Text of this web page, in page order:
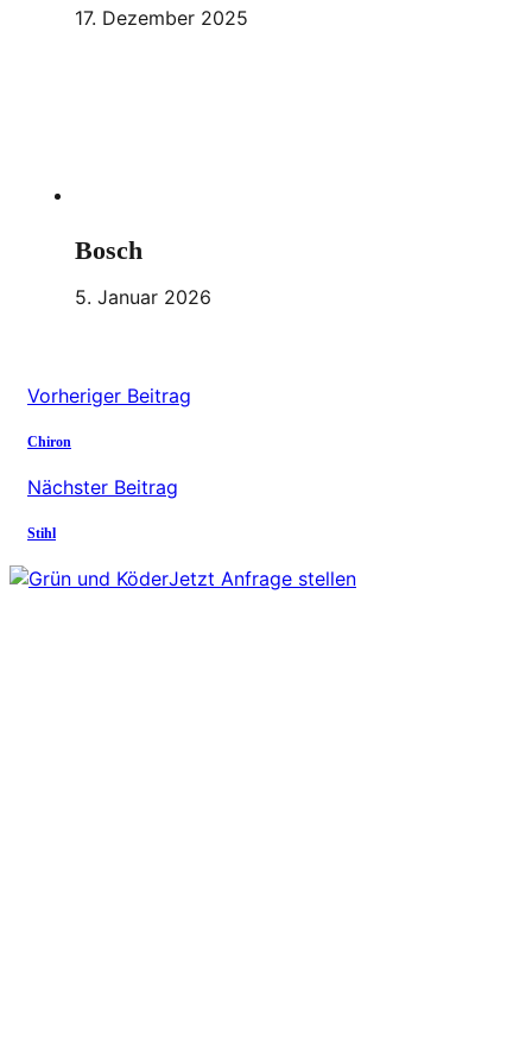
17. Dezember 2025
Bosch
5. Januar 2026
Vorheriger Beitrag
Chiron
Nächster Beitrag
Stihl
Jetzt Anfrage stellen